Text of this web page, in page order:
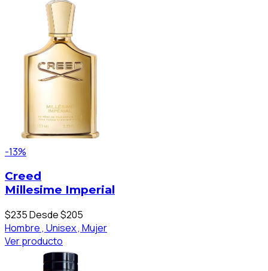
-13%
Creed
Millesime Imperial
$235Desde $205
Hombre , Unisex , Mujer
Ver producto